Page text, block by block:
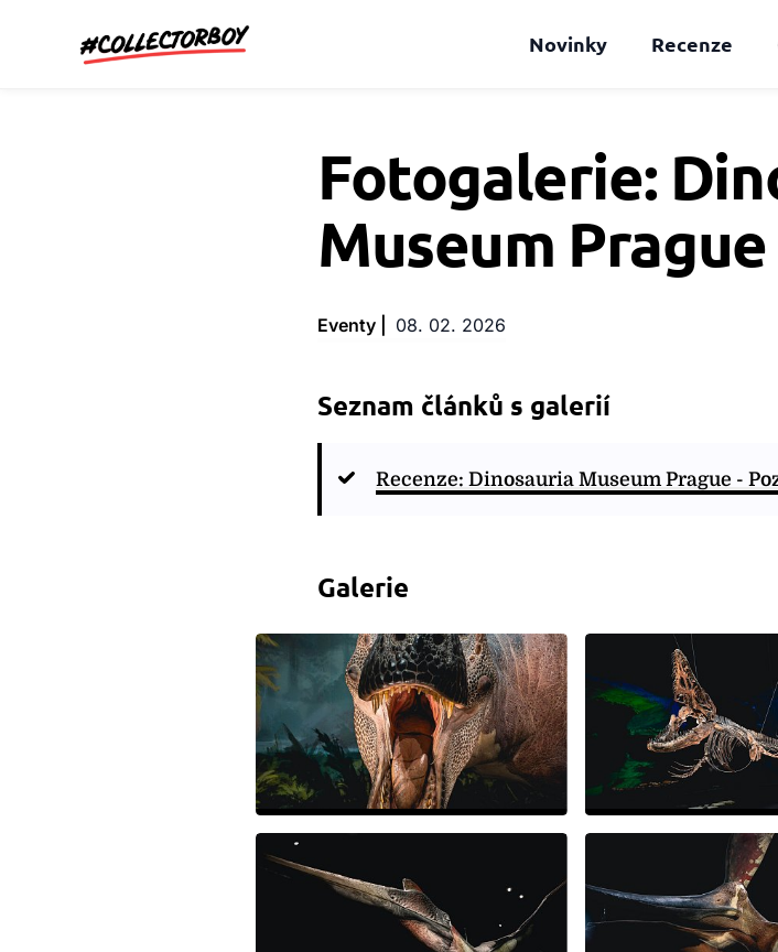
Novinky Recenze
Fotogalerie:
Museum Prague
Eventy | 08. 02. 2026
Seznam článků s galerií
Recenze: Dinosauria Museum Prague -
Galerie